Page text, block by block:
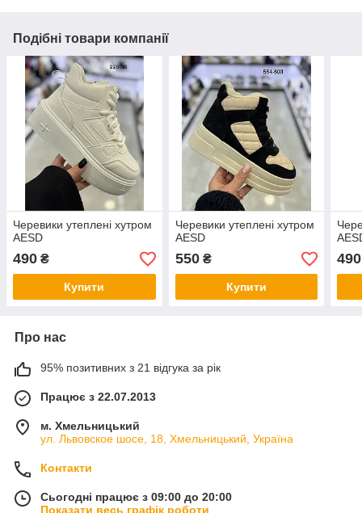
Подібні товари компанії
Черевики утеплені хутром
AESD
490 ₴
Купити
Черевики утеплені хутром
AESD
550₴
Купити
490
Про нас
95% позитивних з 21 відгука за рік
Працює з 22.07.2013
м. Хмельницький
ул. Львовское шосе, 18, Хмельницький, Україна
Контакти
Сьогодні працює з 09:00 до 20:00
Показати весь графік роботи